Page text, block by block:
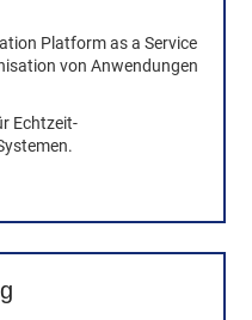
Platform as a Service
von Anwendungen
Echtzeit-